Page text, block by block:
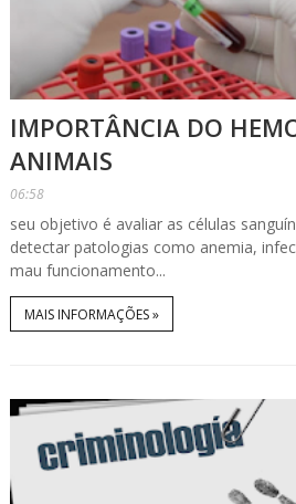
IMPORTÂNCIA DO
ANIMAIS
06:58
seu objetivo é avaliar as células
detectar patologias como anemia,
mau funcionamento...
MAIS INFORMAÇÕES »